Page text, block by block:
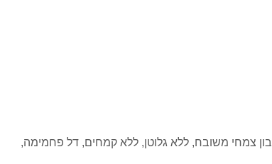
צמחי משובח, ללא גלוטן, ללא קמחים, דל פחמימה,